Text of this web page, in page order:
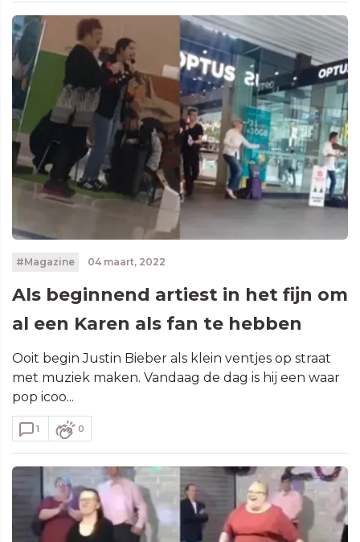
#Magazine 04 maart, 2022
Als beginnend artiest in het fijn om
al een Karen als fan te hebben
Ooit begin Justin Bieber als klein ventjes op straat
met muziek maken. Vandaag de dag is hij een waar
pop icoo...
1 0